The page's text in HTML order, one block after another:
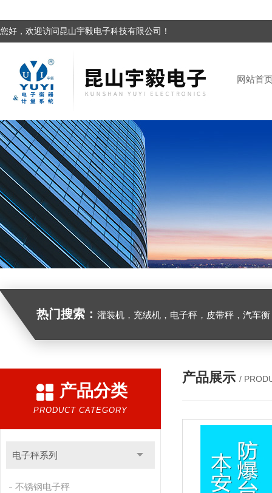
您好，欢迎访问昆山宇毅电子科技有限公司！
网站首
热门搜索： 灌装机，充绒机，电子秤，皮带秤，汽车
产品分类
PRODUCT CATEGORY
电子秤系列
不锈钢电子秤
产品展示 /